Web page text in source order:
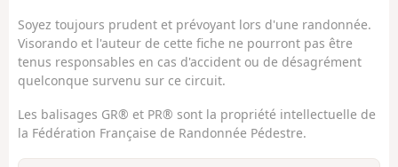
Soyez toujours prudent et prévoyant lors d'une randonnée.
Visorando et l'auteur de cette fiche ne pourront pas être
tenus responsables en cas d'accident ou de désagrément
quelconque survenu sur ce circuit.
Les balisages GR® et PR® sont la propriété intellectuelle de
la Fédération Française de Randonnée Pédestre.